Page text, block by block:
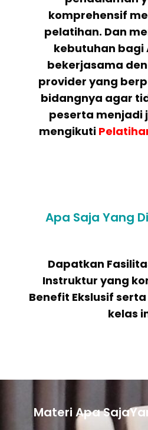
komprehensif
pelatihan. Dan
kebutuhan bagi
bekerjasama
provider yang
bidangnya agar
peserta menjadi
mengikuti
Apa Saja Yang
Dapatkan
Instruktur yang
Benefit Ekslusif
kelas
Materi Apa